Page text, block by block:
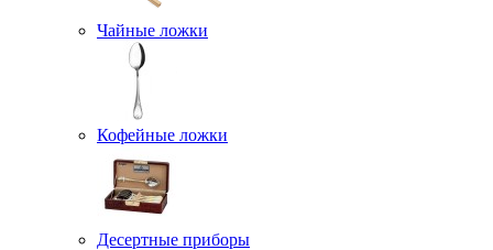
Чайные ложки
Кофейные ложки
Десертные приборы